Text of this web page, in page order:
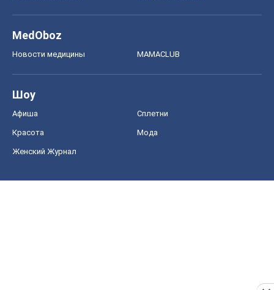
MedOboz
Новости медицины MAMACLUB
Шоу
Афиша Сплетни
Красота Мода
Женский Журнал